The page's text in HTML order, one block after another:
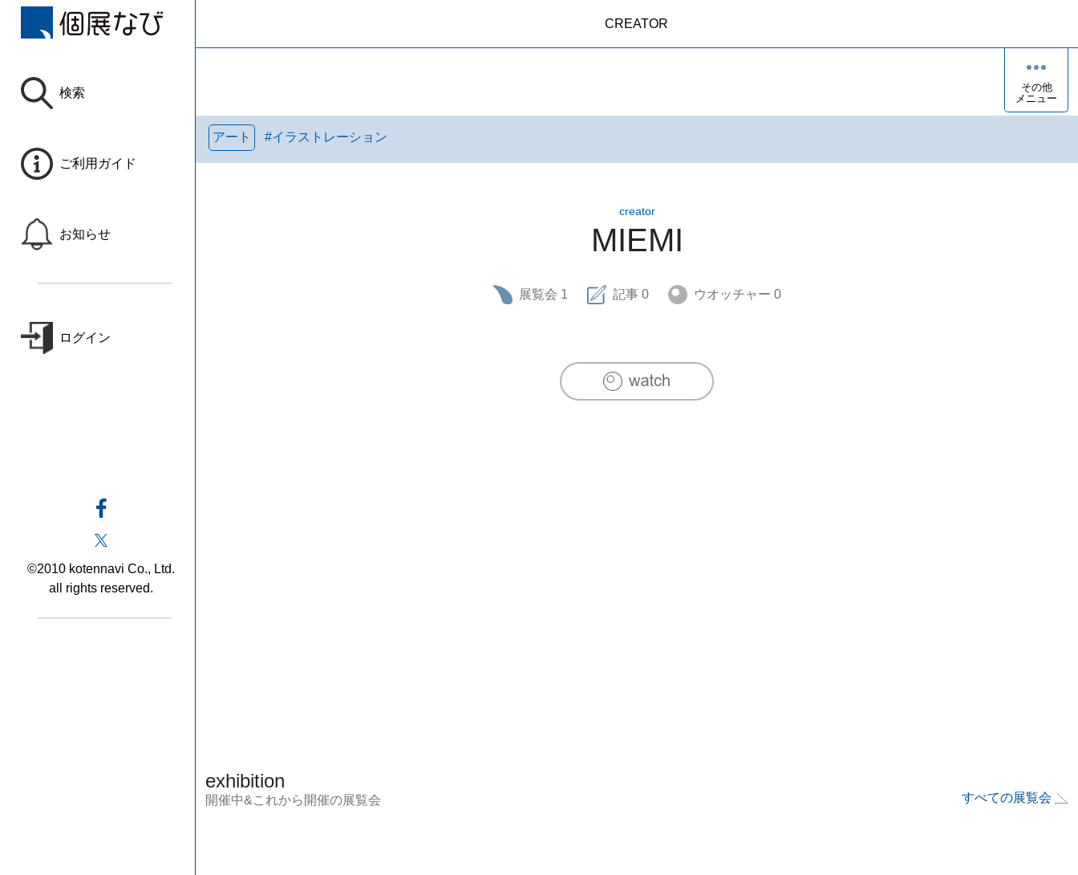
検索
ご利用ガイド
お知らせ
ログイン
©2010 kotennavi Co., Ltd.
all rights reserved.
CREATOR
その他
メニュー
アート #イラストレーション
creator
MIEMI
展覧会 1 記事 0 ウオッチャー 0
exhibition
開催中&これから開催の展覧会 すべての展覧会